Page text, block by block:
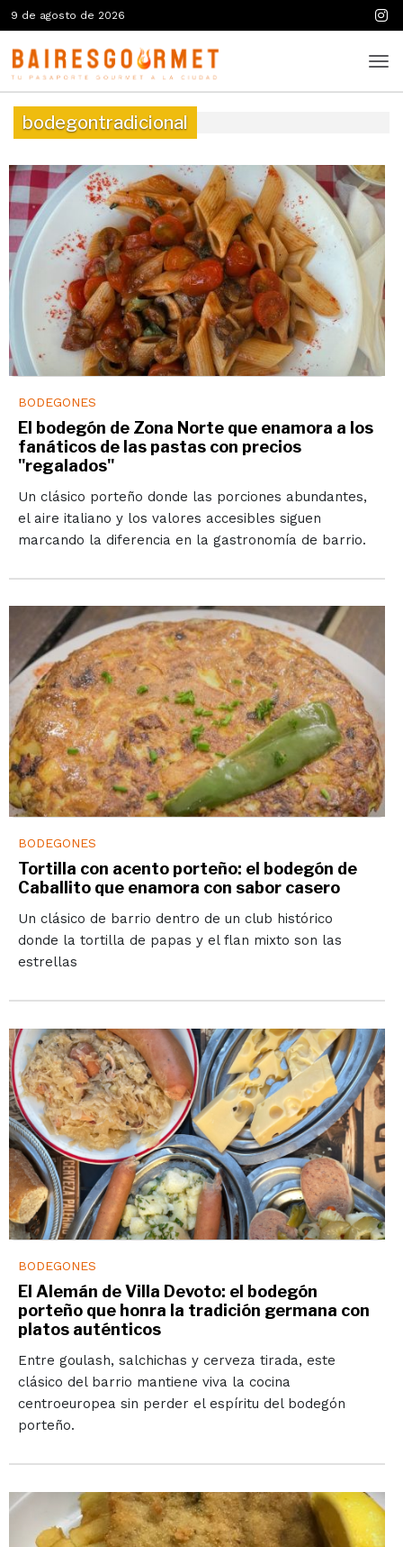
9 de agosto de 2026
bodegontradicional
BODEGONES
El bodegón de Zona Norte que enamora a los
fanáticos de las pastas con precios
"regalados"
Un clásico porteño donde las porciones abundantes,
el aire italiano y los valores accesibles siguen
marcando la diferencia en la gastronomía de barrio.
BODEGONES
Tortilla con acento porteño: el bodegón de
Caballito que enamora con sabor casero
Un clásico de barrio dentro de un club histórico
donde la tortilla de papas y el flan mixto son las
estrellas
BODEGONES
El Alemán de Villa Devoto: el bodegón
porteño que honra la tradición germana con
platos auténticos
Entre goulash, salchichas y cerveza tirada, este
clásico del barrio mantiene viva la cocina
centroeuropea sin perder el espíritu del bodegón
porteño.